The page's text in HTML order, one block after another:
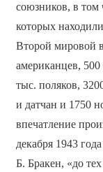
союзников, в том
которых
Второй мировой
американцев,
тыс. поляков,
и датчан и 1750
впечатление
декабря 1943
Б. Бракен, «до